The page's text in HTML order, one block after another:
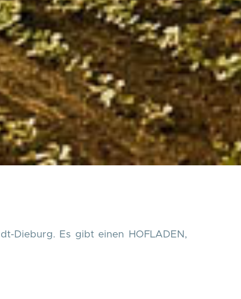
Dieburg. Es gibt einen HOFLADEN,